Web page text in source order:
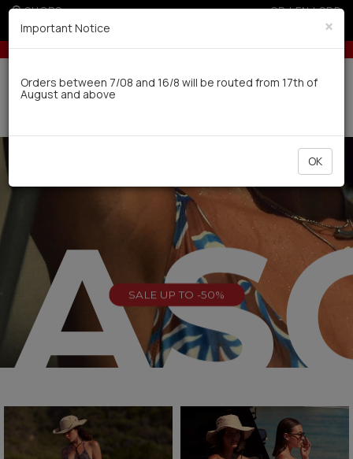
SHOPS GR|EN|SRB
10% off for orders over 250€ for EU & 300€ for non
over 100€
Delivery in 7-9 working days via UPS
SALE UP TO -50%
×
Important Notice
Orders between 7/08 and 16/8 will be routed from 17th of
August and above
OK